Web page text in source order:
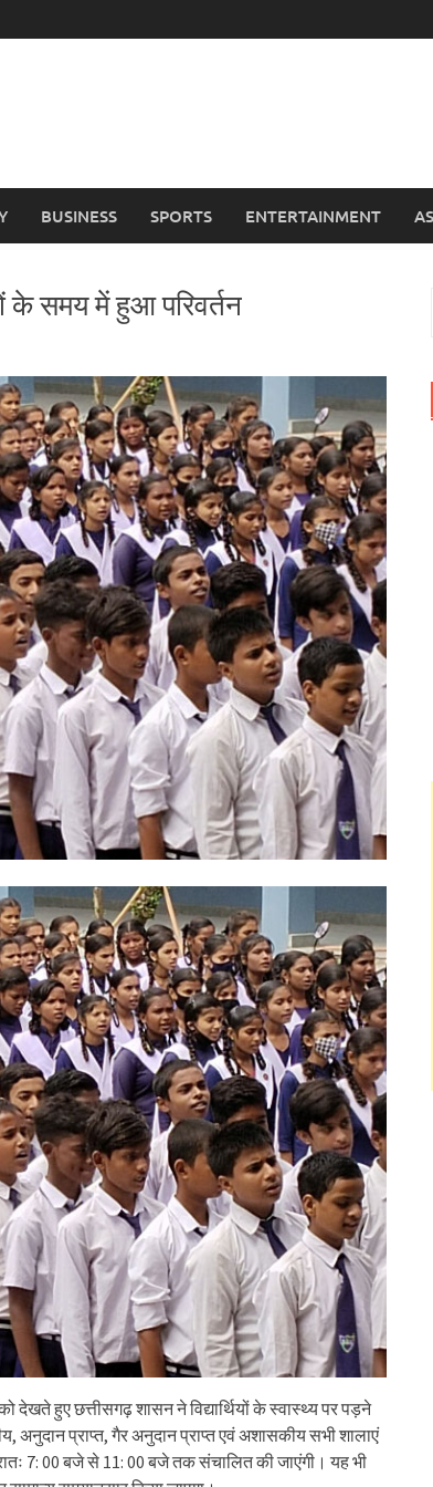
BUSINESS SPORTS ENTERTAINMENT
के समय में हुआ परिवर्तन
हुए छत्तीसगढ़ शासन ने विद्यार्थियों के स्वास्थ्य पर पड़ने
अनुदान प्राप्त, गैर अनुदान प्राप्त एवं अशासकीय सभी शालाएं
7: 00 बजे से 11: 00 बजे तक संचालित की जाएंगी। यह भी